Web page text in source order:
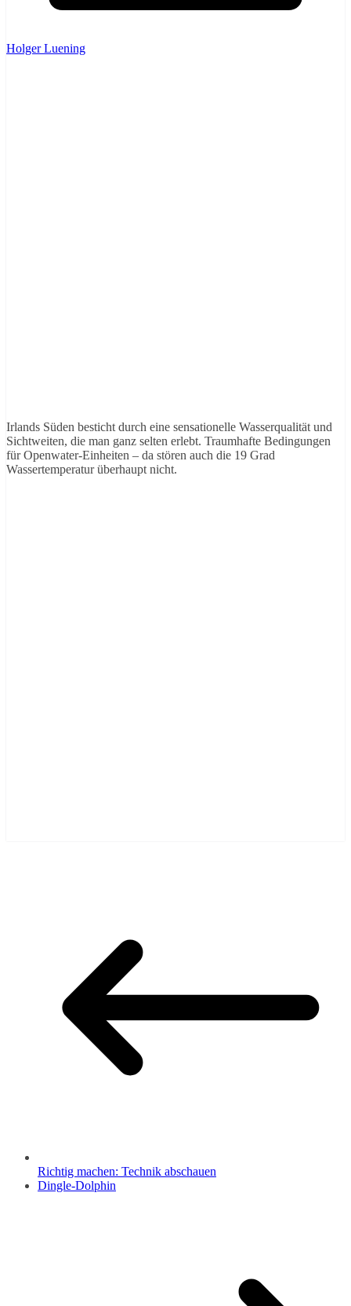
Holger Luening
Irlands Süden besticht durch eine sensationelle Wasserqualität und
Sichtweiten, die man ganz selten erlebt. Traumhafte Bedingungen
für Openwater-Einheiten – da stören auch die 19 Grad
Wassertemperatur überhaupt nicht.
Richtig machen: Technik abschauen
Dingle-Dolphin